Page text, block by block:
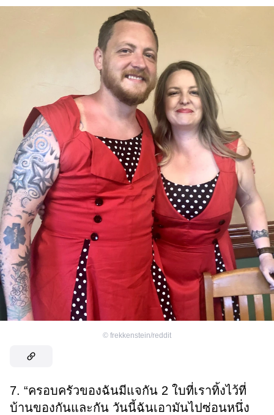
© frekkenstein/reddit
7. “ครอบครัวของฉันมีแจกัน 2 ใบที่เราทิ้งไว้ที่
บ้านของกันและกัน วันนี้ฉันเอามันไปซ่อนหนึ่ง